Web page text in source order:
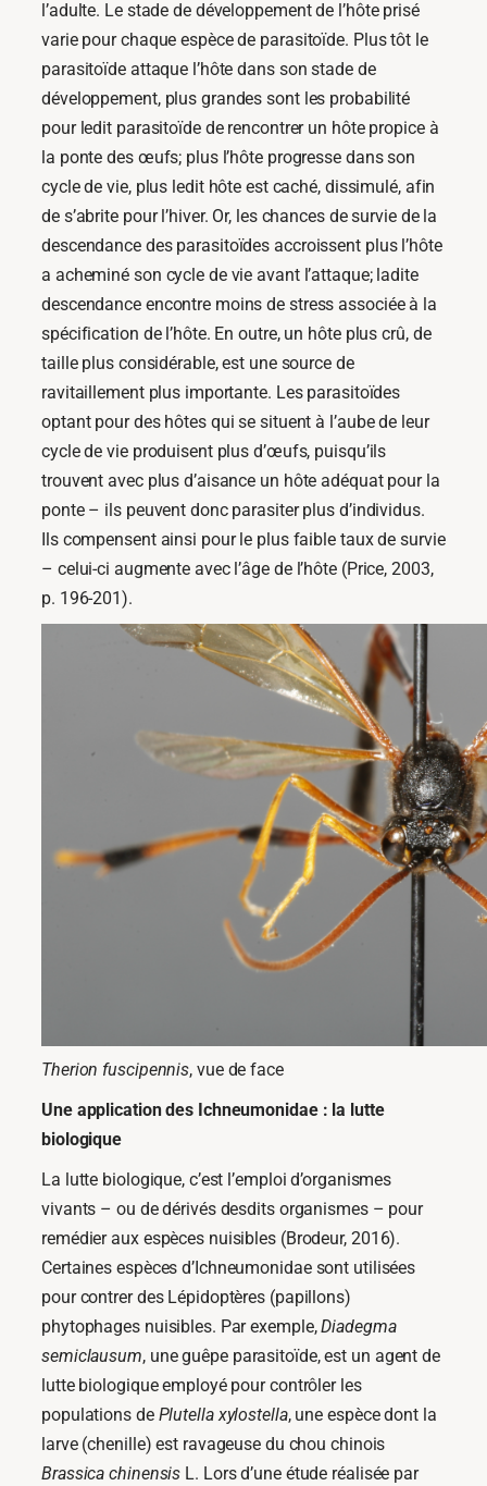
l’adulte. Le stade de développement de l’hôte prisé
varie pour chaque espèce de parasitoïde. Plus tôt le
parasitoïde attaque l’hôte dans son stade de
développement, plus grandes sont les probabilité
pour ledit parasitoïde de rencontrer un hôte propice à
la ponte des œufs; plus l’hôte progresse dans son
cycle de vie, plus ledit hôte est caché, dissimulé, afin
de s’abrite pour l’hiver. Or, les chances de survie de la
descendance des parasitoïdes accroissent plus l’hôte
a acheminé son cycle de vie avant l’attaque; ladite
descendance encontre moins de stress associée à la
spécification de l’hôte. En outre, un hôte plus crû, de
taille plus considérable, est une source de
ravitaillement plus importante. Les parasitoïdes
optant pour des hôtes qui se situent à l’aube de leur
cycle de vie produisent plus d’œufs, puisqu’ils
trouvent avec plus d’aisance un hôte adéquat pour la
ponte – ils peuvent donc parasiter plus d’individus.
Ils compensent ainsi pour le plus faible taux de survie
– celui-ci augmente avec l’âge de l’hôte (Price, 2003,
p. 196-201).
Therion fuscipennis, vue de face
Une application des Ichneumonidae : la lutte
biologique
La lutte biologique, c’est l’emploi d’organismes
vivants – ou de dérivés desdits organismes – pour
remédier aux espèces nuisibles (Brodeur, 2016).
Certaines espèces d’Ichneumonidae sont utilisées
pour contrer des Lépidoptères (papillons)
phytophages nuisibles. Par exemple,Diadegma
semiclausum, une guêpe parasitoïde, est un agent de
lutte biologique employé pour contrôler les
populations de Plutella xylostella, une espèce dont la
larve (chenille) est ravageuse du chou chinois
Brassica chinensis L. Lors d’une étude réalisée par